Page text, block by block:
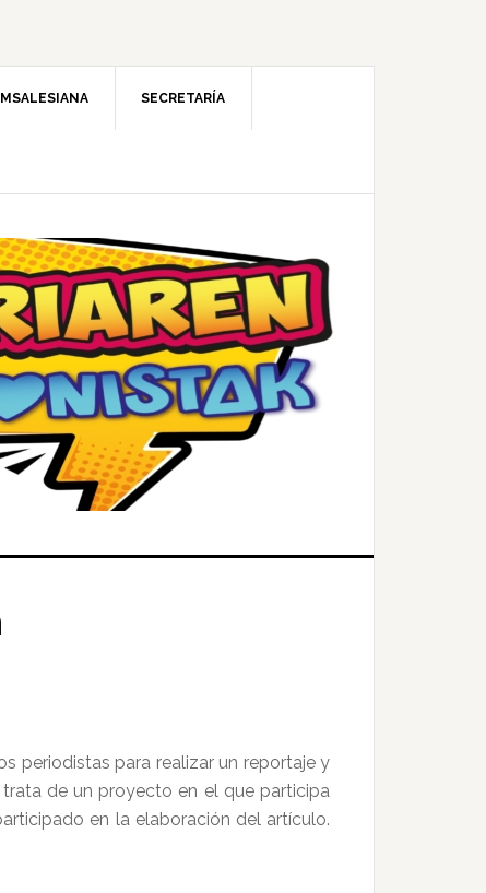
SECRETARÍA
periodistas para realizar un reportaje y
de un proyecto en el que participa
en la elaboración del artículo.